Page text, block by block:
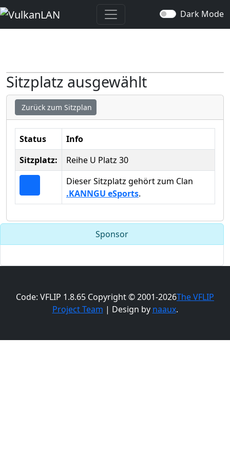
Dark Mode
Sitzplatz ausgewählt
Zurück zum Sitzplan
Status
Info
Sitzplatz:
Reihe U Platz 30
Dieser Sitzplatz gehört zum Clan
.KANNGU eSports.
Sponsor
Code: VFLIP 1.8.65 Copyright © 2001-2026The VFLIP
Project Team | Design by naaux.